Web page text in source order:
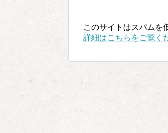
このサイトはスパムを
詳細はこちらをご覧く